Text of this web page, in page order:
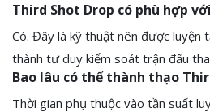
Third Shot Drop có phù hợp
Có. Đây là kỹ thuật nên được luyện
thành tư duy kiểm soát trận đấu
Bao lâu có thể thành thạo
Thời gian phụ thuộc vào tần suất